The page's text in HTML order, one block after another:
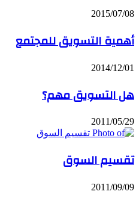
2015/07/08
أهمية التسويق للمجتمع
2014/12/01
هل التسويق مهم؟
2011/05/29
تقسيم السوق
2011/09/09